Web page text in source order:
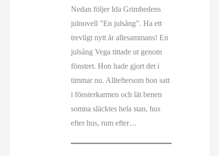
Nedan följer Ida Grimhedens
julnovell ”En julsång”. Ha ett
trevligt nytt år allesammans! En
julsång Vega tittade ut genom
fönstret. Hon hade gjort det i
timmar nu. Allteftersom hon satt
i fönsterkarmen och lät benen
somna släcktes hela stan, hus
efter hus, rum efter…